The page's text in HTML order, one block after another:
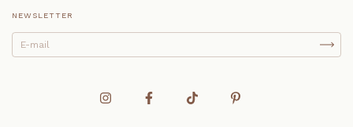
NEWSLETTER